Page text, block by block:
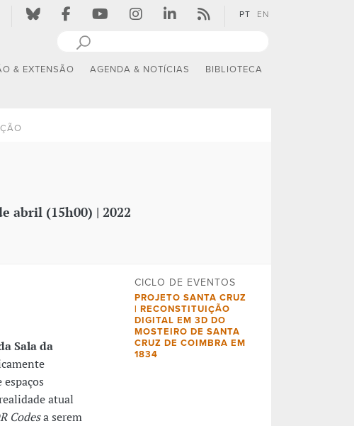
PT EN
& EXTENSÃO AGENDA & NOTÍCIAS BIBLIOTECA
abril (15h00) | 2022
Sala da
atual
Codesa serem
CICLO DE EVENTOS
PROJETO SANTA CRUZ
| RECONSTITUIÇÃO
DIGITAL EM 3D DO
MOSTEIRO DE SANTA
CRUZ DE COIMBRA EM
1834